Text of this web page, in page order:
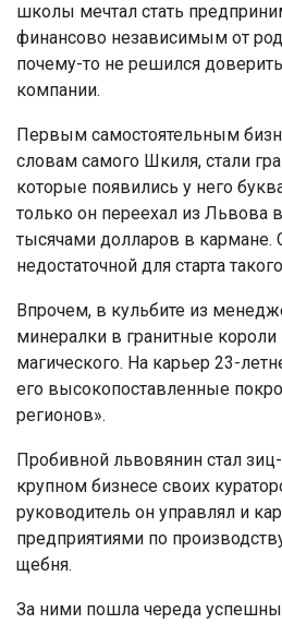
школы мечтал стать
финансово независимым от
почему-то не решился
компании.
Первым самостоятельным
словам самого Шкиля, стали
которые появились у него
только он переехал из Львова
тысячами долларов в кармане.
недостаточной для старта
Впрочем, в кульбите из
минералки в гранитные
магического. На карьер 23-
его высокопоставленные
регионов».
Пробивной львовянин стал
крупном бизнесе своих
руководитель он управлял и
предприятиями по
щебня.
За ними пошла череда